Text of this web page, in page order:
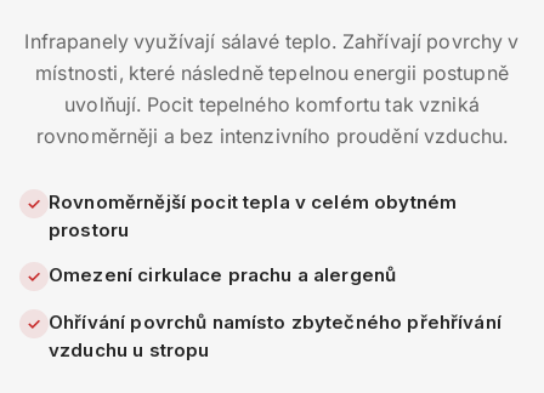
Infrapanely využívají sálavé teplo. Zahřívají povrchy v
místnosti, které následně tepelnou energii postupně
uvolňují. Pocit tepelného komfortu tak vzniká
rovnoměrněji a bez intenzivního proudění vzduchu.
✓ Rovnoměrnější pocit tepla v celém obytném
prostoru
✓ Omezení cirkulace prachu a alergenů
✓ Ohřívání povrchů namísto zbytečného přehřívání
vzduchu u stropu